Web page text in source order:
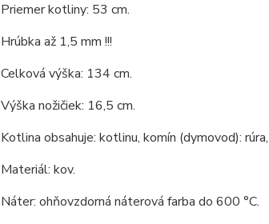
Priemer kotliny: 53 cm.
Hrúbka až 1,5 mm !!!
Celková výška: 134 cm.
Výška nožičiek: 16,5 cm.
Kotlina obsahuje: kotlinu, komín (dymovod):
Materiál: kov.
Náter: ohňovzdorná náterová farba do 600 °C.